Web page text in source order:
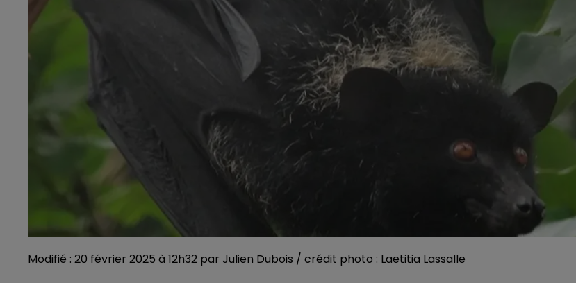
Modifié : 20 février 2025 à 12h32 par Julien Dubois / crédit photo : Laëtitia Lassalle